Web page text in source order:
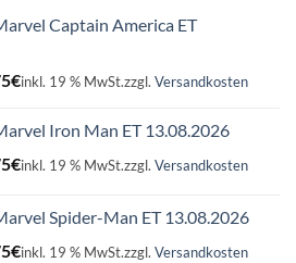
Captain America ET
€Aktueller
15,75€.
inkl. 19 % MwSt.zzgl. Versandkosten
Iron Man ET 13.08.2026
€Aktueller
15,75€.
inkl. 19 % MwSt.zzgl. Versandkosten
Spider-Man ET 13.08.2026
€Aktueller
inkl. 19 % MwSt.zzgl. Versandkosten